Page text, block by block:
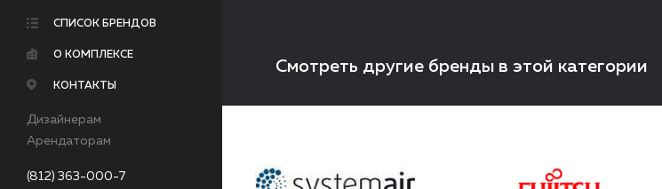
СПИСОК БРЕНДОВ
О КОМПЛЕКСЕ
КОНТАКТЫ
Дизайнерам
Арендаторам
(812) 363-000-7
Смотреть другие бренды в этой категории